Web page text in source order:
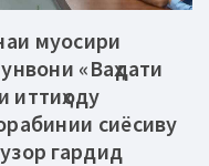
муосири
«Ваҳдати
иттиҳоду
сиёсиву
гардид